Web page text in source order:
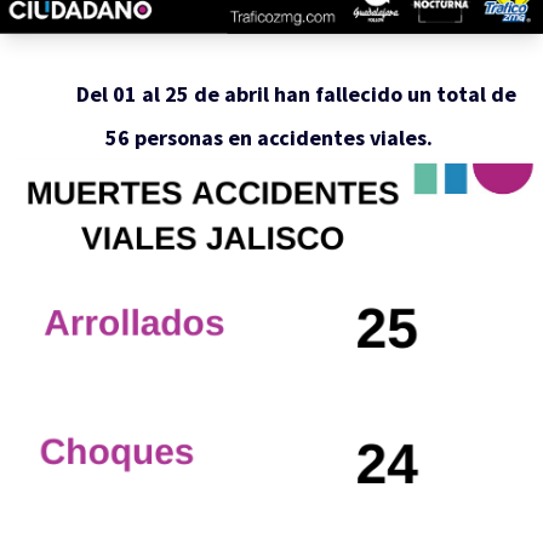
Del 01 al 25 de abril han fallecido un total de
56 personas en accidentes viales.